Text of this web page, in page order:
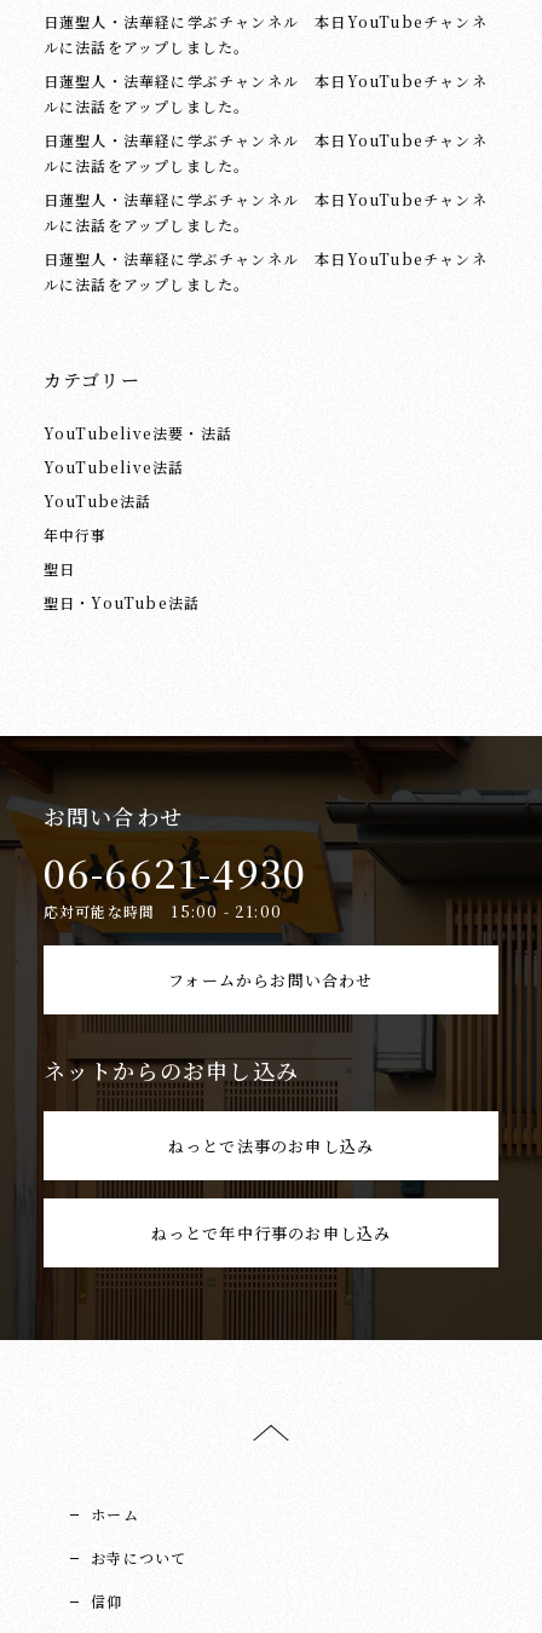
日蓮聖人・法華経に学ぶチャンネル 本日YouTubeチャンネ
ルに法話をアップしました。
日蓮聖人・法華経に学ぶチャンネル 本日YouTubeチャンネ
ルに法話をアップしました。
日蓮聖人・法華経に学ぶチャンネル 本日YouTubeチャンネ
ルに法話をアップしました。
日蓮聖人・法華経に学ぶチャンネル 本日YouTubeチャンネ
ルに法話をアップしました。
日蓮聖人・法華経に学ぶチャンネル 本日YouTubeチャンネ
ルに法話をアップしました。
カテゴリー
YouTubelive法要・法話
YouTubelive法話
YouTube法話
年中行事
聖日
聖日・YouTube法話
お問い合わせ
06-6621-4930
応対可能な時間 15:00 - 21:00
フォームからお問い合わせ
ネットからのお申し込み
ねっとで法事のお申し込み
ねっとで年中行事のお申し込み
ホーム
お寺について
信仰